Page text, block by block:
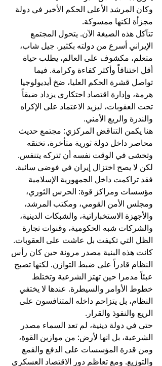
وكان المرشد الأعلى الحكم الأخير في دولة
مجزأة لكنها ممسوكة.
تتآكل هذه الصيغة الآن. يتحول المجتمع
الإيراني أسرع من دولته بكثير. جيل شاب،
متعلم، مكشوف على العالم، يطلب حياة
أقل اختناقاً وأكثر كفاءة وكرامة. فيما
تواصل قشرة الحكم العليا، ضخ أيديولوجيا
هرمة، وإدارة اقتصاد احتكاري يزداد ضيقاً
تحت العقوبات، ليزيد الاعتماد على الإكراه
والندرة والريع الأمني.
هنا يكمن التناقض المركزي: مجتمع حديث
محاصر داخل دولة ثورية متأخرة، تخنقه
وتخشى في الوقت نفسه أن تتركه يتنفس.
لكن لا يصح اختزال إيران في فوضى سائبة.
فقد تراكمت داخل الجمهورية الإسلامية
مؤسسات ومراكز قوة: الحرس الثوري،
ومجلس الأمن القومي، ومكتب المرشد،
والأجهزة الاستخباراتية، والشبكات الدينية،
والشركات شبه الحكومية، وقنوات تجارة
الظل التي تكيفت بل عاشت على العقوبات.
كانت هذه البنية مصدر مرونة حين كان رأس
النظام قادراً على ضبط التوازن. لكنها تصبح
عبئاً مدمرا حين تهتز الشرعية وتختلط
خطوط الأوامر والسيطرة. عندها لا يختفي
النظام، بل يتزاحم داخله المتنافسون على
الريع والنفوذ والقرار.
حتى في دولة دينية، لم تعد السماء مصدر
الشرعية، بل انها لأرض: من موازين القوة،
ومن قدرة المؤسسات على الدفع والقمع
والتوزيع. ومع تعاظم دور الاقتصاد العسكري